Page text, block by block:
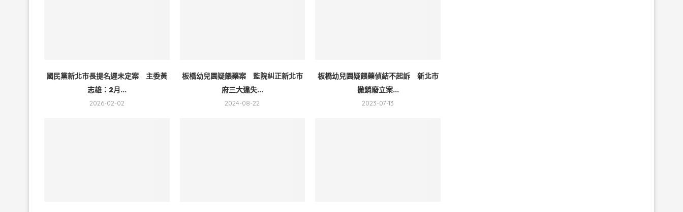
國民黨新北市長提名遲未定案 主委黃
志雄：2月...
2026-02-02
板橋幼兒園疑餵藥案 監院糾正新北市
府三大違失...
2024-08-22
板橋幼兒園疑餵藥偵結不起訴 新北市
撤銷廢立案...
2023-07-13